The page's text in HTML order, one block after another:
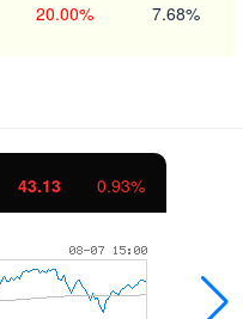
20.00% 7.68%
11.37 1.01%